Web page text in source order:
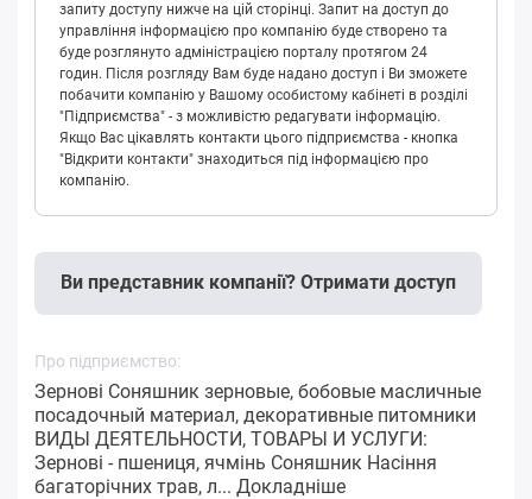
запиту доступу нижче на цій сторінці. Запит на доступ до
управління інформацією про компанію буде створено та
буде розглянуто адміністрацією порталу протягом 24
годин. Після розгляду Вам буде надано доступ і Ви зможете
побачити компанію у Вашому особистому кабінеті в розділі
"Підприємства" - з можливістю редагувати інформацію.
Якщо Вас цікавлять контакти цього підприємства - кнопка
"Відкрити контакти" знаходиться під інформацією про
компанію.
Ви представник компанії? Отримати доступ
Про підприємство:
Зернові Соняшник зерновые, бобовые масличные
посадочный материал, декоративные питомники
ВИДЫ ДЕЯТЕЛЬНОСТИ, ТОВАРЫ И УСЛУГИ:
Зернові - пшениця, ячмінь Соняшник Насіння
багаторічних трав, л... Докладніше